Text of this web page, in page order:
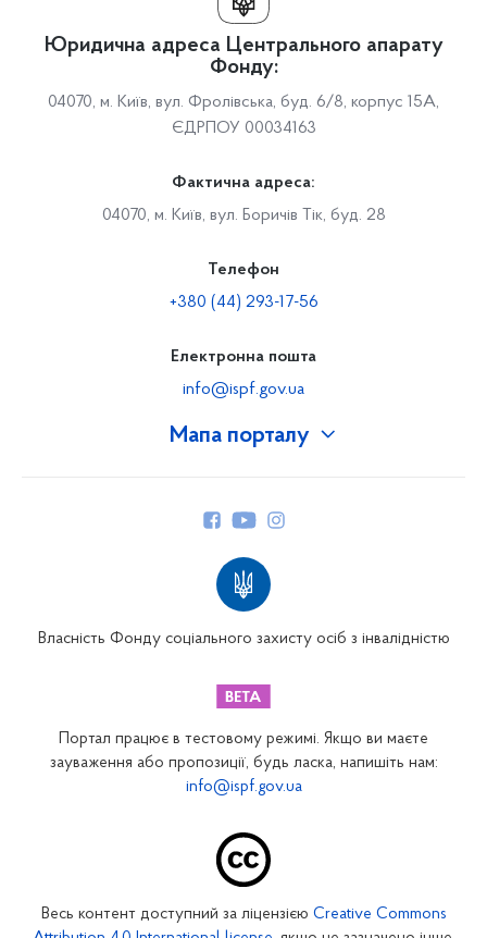
Мапа порталу
Закарпатське відділення
Запорізьке відділення
Кіровоградське відділення
Юридична адреса Центрального апарату
Фонду:
04070, м. Київ, вул. Фролівська, буд. 6/8, корпус 15А,
ЄДРПОУ 00034163
Фактична адреса:
04070, м. Київ, вул. Боричів Тік, буд. 28
Телефон
+380 (44) 293-17-56
Електронна пошта
info@ispf.gov.ua
Власність Фонду соціального захисту осіб з інвалідністю
Портал працює в тестовому режимі. Якщо ви маєте
зауваження або пропозиції, будь ласка, напишіть нам:
info@ispf.gov.ua
Весь контент доступний за ліцензією Creative Commons